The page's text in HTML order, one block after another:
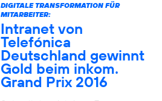
DIGITALE TRANSFORMATION FÜR
MITARBEITER:
Intranet von
Telefónica
Deutschland gewinnt
Gold beim inkom.
Grand Prix 2016